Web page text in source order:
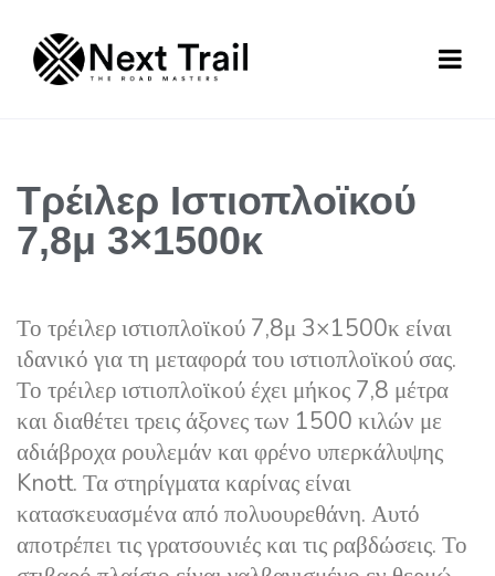
Τρέιλερ Ιστιοπλοϊκού
7,8μ 3×1500κ
Το τρέιλερ ιστιοπλοϊκού 7,8μ 3×1500κ είναι
ιδανικό για τη μεταφορά του ιστιοπλοϊκού σας.
Το τρέιλερ ιστιοπλοϊκού έχει μήκος 7,8 μέτρα
και διαθέτει τρεις άξονες των 1500 κιλών με
αδιάβροχα ρουλεμάν και φρένο υπερκάλυψης
Knott. Τα στηρίγματα καρίνας είναι
κατασκευασμένα από πολυουρεθάνη. Αυτό
αποτρέπει τις γρατσουνιές και τις ραβδώσεις. Το